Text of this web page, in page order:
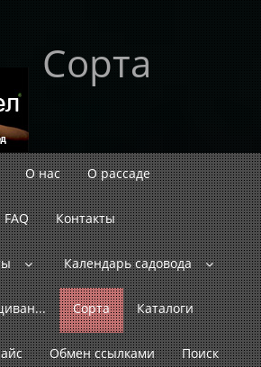
Сорта
О нас О рассаде
FAQ Контакты
Календарь садовода
Сорта Каталоги
Обмен ссылками Поиск